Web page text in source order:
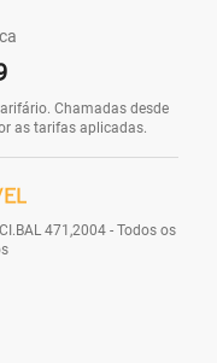
Chamadas desde
as tarifas aplicadas.
471,2004 - Todos os